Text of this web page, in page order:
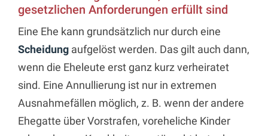
gesetzlichen Anforderungen erfüllt sind
Eine Ehe kann grundsätzlich nur durch eine
Scheidung aufgelöst werden. Das gilt auch dann,
wenn die Eheleute erst ganz kurz verheiratet
sind. Eine Annullierung ist nur in extremen
Ausnahmefällen möglich, z. B. wenn der andere
Ehegatte über Vorstrafen, voreheliche Kinder